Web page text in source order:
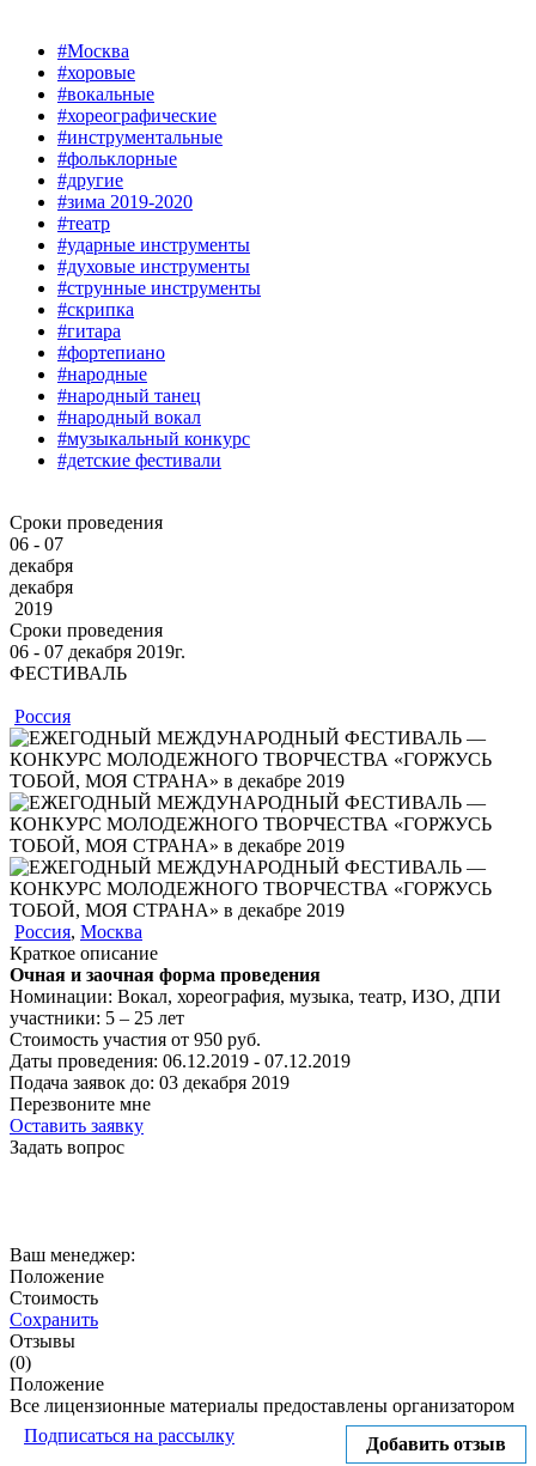
#Москва
#хоровые
#вокальные
#хореографические
#инструментальные
#фольклорные
#другие
#зима 2019-2020
#театр
#ударные инструменты
#духовые инструменты
#струнные инструменты
#скрипка
#гитара
#фортепиано
#народные
#народный танец
#народный вокал
#музыкальный конкурс
#детские фестивали
Сроки проведения
06 - 07
декабря
декабря
2019
Сроки проведения
06 ‐ 07 декабря 2019г.
ФЕСТИВАЛЬ
Россия
Россия, Москва
Краткое описание
Очная и заочная форма проведения
Номинации: Вокал, хореография, музыка, театр, ИЗО, ДПИ
участники: 5 – 25 лет
Стоимость участия от 950 руб.
Даты проведения: 06.12.2019 - 07.12.2019
Подача заявок до: 03 декабря 2019
Перезвоните мне
Оставить заявку
Задать вопрос
Ваш менеджер:
Положение
Стоимость
Сохранить
Отзывы
(0)
Положение
Все лицензионные материалы предоставлены организатором
Добавить отзыв
Подписаться на рассылку